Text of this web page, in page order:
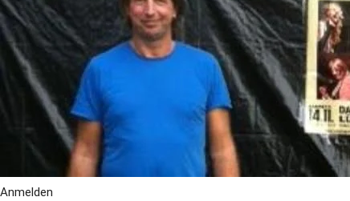
Anmelden